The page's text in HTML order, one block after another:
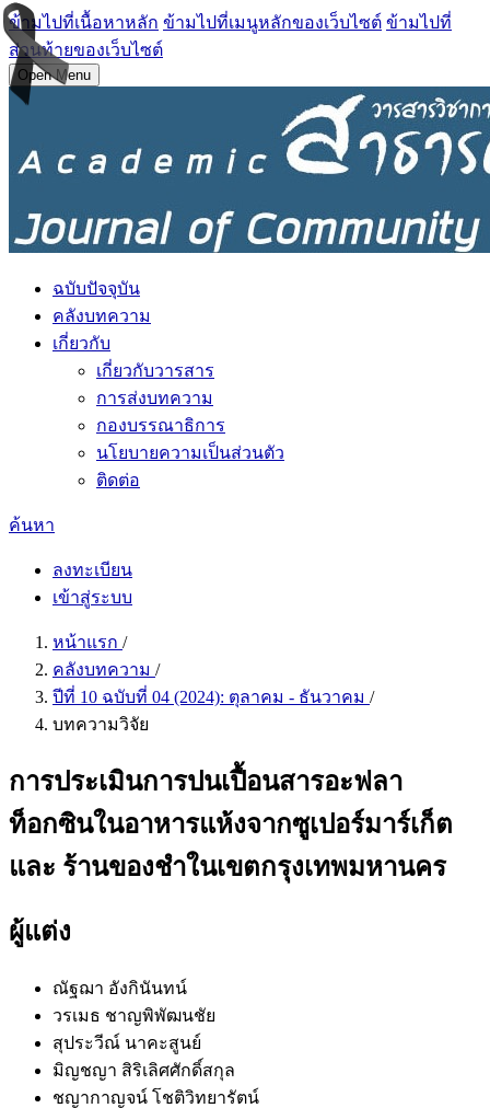
ข้ามไปที่เนื้อหาหลัก ข้ามไปที่เมนูหลักของเว็บไซต์ ข้ามไปที่
ส่วนท้ายของเว็บไซต์
Open Menu
ฉบับปัจจุบัน
คลังบทความ
เกี่ยวกับ
เกี่ยวกับวารสาร
การส่งบทความ
กองบรรณาธิการ
นโยบายความเป็นส่วนตัว
ติดต่อ
ค้นหา
ลงทะเบียน
เข้าสู่ระบบ
หน้าแรก /
คลังบทความ /
ปีที่ 10 ฉบับที่ 04 (2024): ตุลาคม - ธันวาคม /
บทความวิจัย
การประเมินการปนเปื้อนสารอะฟลา
ท็อกซินในอาหารแห้งจากซูเปอร์มาร์เก็ต
และ ร้านของชำในเขตกรุงเทพมหานคร
ผู้แต่ง
ณัฐฌา อังกินันทน์
วรเมธ ชาญพิพัฒนชัย
สุประวีณ์ นาคะสูนย์
มิญชญา สิริเลิศศักดิ์สกุล
ชญากาญจน์ โชติวิทยารัตน์